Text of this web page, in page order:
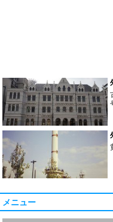
メニュー